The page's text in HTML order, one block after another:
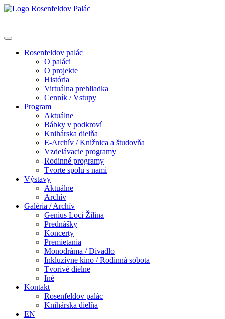
Rosenfeldov palác
O paláci
O projekte
História
Virtuálna prehliadka
Cenník / Vstupy
Program
Aktuálne
Bábky v podkroví
Knihárska dielňa
E-Archív / Knižnica a študovňa
Vzdelávacie programy
Rodinné programy
Tvorte spolu s nami
Výstavy
Aktuálne
Archív
Galéria / Archív
Genius Loci Žilina
Prednášky
Koncerty
Premietania
Monodráma / Divadlo
Inkluzívne kino / Rodinná sobota
Tvorivé dielne
Iné
Kontakt
Rosenfeldov palác
Knihárska dielňa
EN